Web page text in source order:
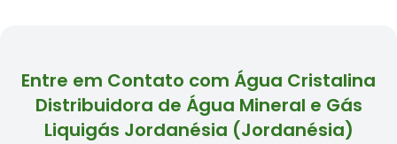
Entre em Contato com Água Cristalina
Distribuidora de Água Mineral e Gás
Liquigás Jordanésia (Jordanésia)